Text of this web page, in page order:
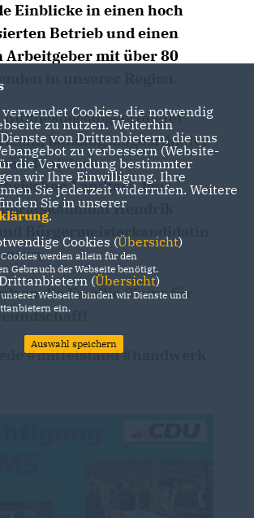
Einblicke in einen hoch
Betrieb und einen
Arbeitgeber mit über 80
in unserer Region.
Bundestagsabgeordneter
Landtagsabgeordneter
des
Landtags Jens
Hendrik
Bürgermeisterkandidatin
an die Familie Siems für
#mittelstand #handwerk
Cookies, die notwendig
zu nutzen. Weiterhin
von Drittanbietern, die uns
zu verbessern (Website-
die Verwendung bestimmter
wir Ihre Einwilligung. Ihre
Sie jederzeit widerrufen. Weitere
Sie in unserer
.
Cookies (Übersicht)
werden allein für den
Gebrauch der Webseite benötigt.
(Übersicht)
Webseite binden wir Dienste und
ein.
Auswahl speichern